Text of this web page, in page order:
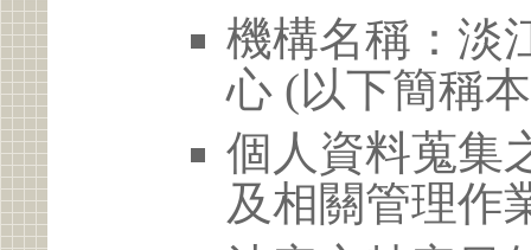
機構名稱：淡
心 (以下簡稱
個人資料蒐集
及相關管理作